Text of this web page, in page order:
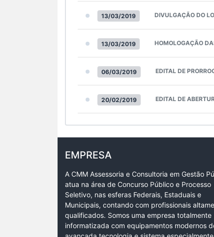
13/03/2019 DIVULGAÇÃO DO
13/03/2019 HOMOLOGAÇÃO
06/03/2019 EDITAL DE
20/02/2019 EDITAL DE
EMPRESA
A CMM Assessoria e Consultoria em Gestão
atua na área de Concurso Público e Processo
Seletivo, nas esferas Federais, Estaduais e
Municipais, contando com profissionais
qualificados. Somos uma empresa totalmente
informatizada com equipamentos modernos